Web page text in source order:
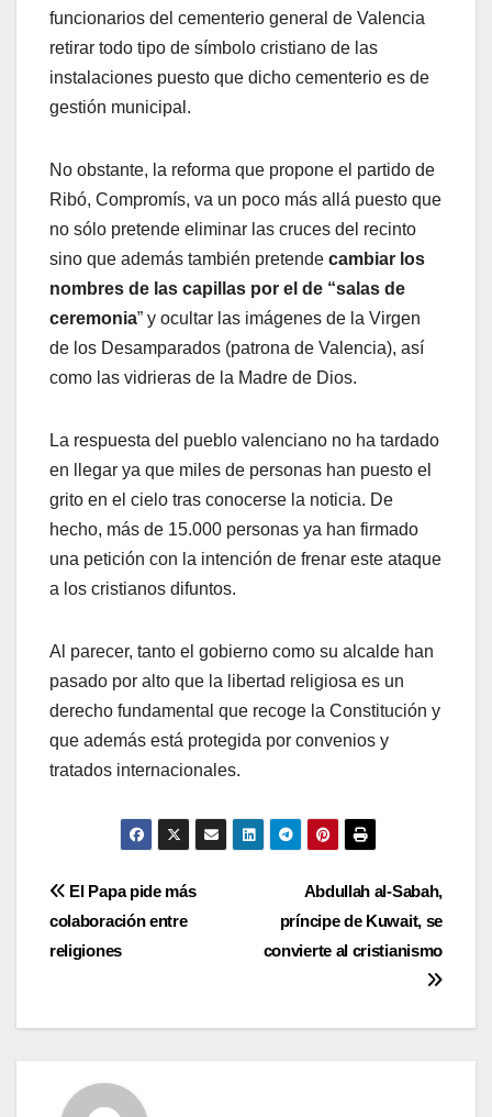
funcionarios del cementerio general de Valencia
retirar todo tipo de símbolo cristiano de las
instalaciones puesto que dicho cementerio es de
gestión municipal.
No obstante, la reforma que propone el partido de
Ribó, Compromís, va un poco más allá puesto que
no sólo pretende eliminar las cruces del recinto
sino que además también pretende cambiar los
nombres de las capillas por el de “salas de
ceremonia” y ocultar las imágenes de la Virgen
de los Desamparados (patrona de Valencia), así
como las vidrieras de la Madre de Dios.
La respuesta del pueblo valenciano no ha tardado
en llegar ya que miles de personas han puesto el
grito en el cielo tras conocerse la noticia. De
hecho, más de 15.000 personas ya han firmado
una petición con la intención de frenar este ataque
a los cristianos difuntos.
Al parecer, tanto el gobierno como su alcalde han
pasado por alto que la libertad religiosa es un
derecho fundamental que recoge la Constitución y
que además está protegida por convenios y
tratados internacionales.
Navegación
de
Abdullah al-Sabah,
príncipe de Kuwait, se
convierte al cristianismo
El Papa pide más
colaboración entre
religiones